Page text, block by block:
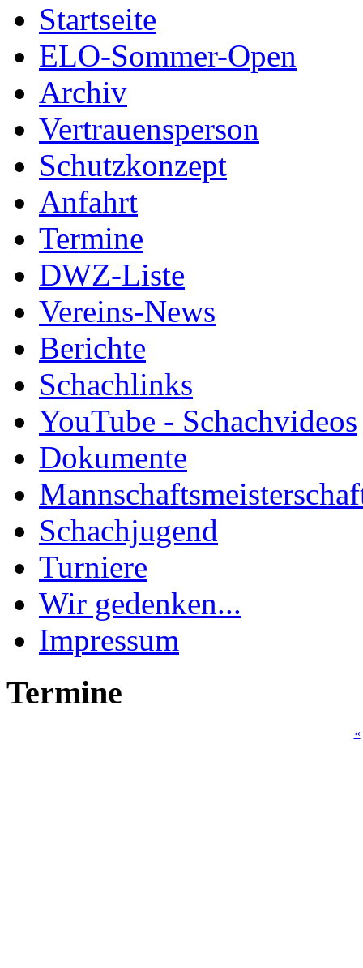
Startseite
ELO-Sommer-Open
Archiv
Vertrauensperson
Schutzkonzept
Anfahrt
Termine
DWZ-Liste
Vereins-News
Berichte
Schachlinks
YouTube - Schachvideos
Dokumente
Schachjugend
Turniere
Wir gedenken...
Impressum
Termine
«